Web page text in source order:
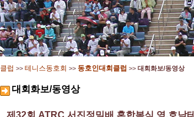
클럽 >> 테니스동호회 >> 동호인대회클럽 >> 대회화보/동영상
대회화보/동영상
제32회 ATRC 서진정밀배 혼합복식 영.호남